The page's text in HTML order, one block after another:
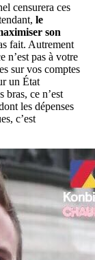
censurera ces
le
son
fait. Autrement
n’est pas à votre
sur vos comptes
un État
bras, ce n’est
les dépenses
c’est